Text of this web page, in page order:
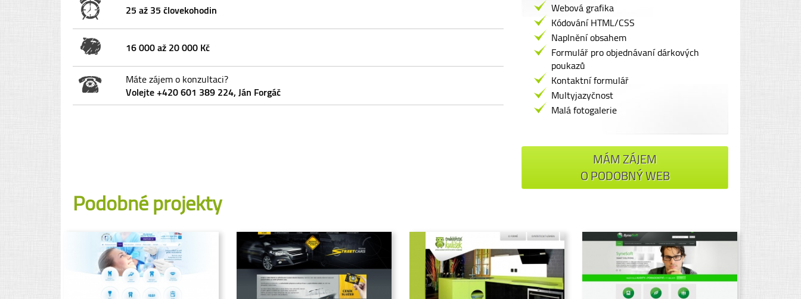
25 až 35 človekohodin
16 000 až 20 000 Kč
Máte zájem o konzultaci?
Volejte +420 601 389 224, Ján Forgáč
Webová grafika
Kódování HTML/CSS
Naplnění obsahem
Formulář pro objednávaní dárkových
poukazů
Kontaktní formulář
Multyjazyčnost
Malá fotogalerie
MÁM ZÁJEM
O PODOBNÝ WEB
Podobné projekty